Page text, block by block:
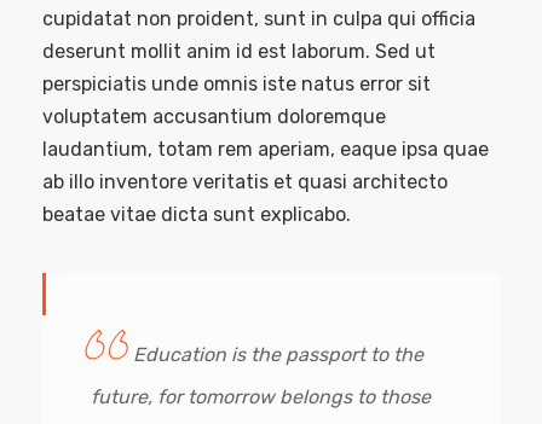
cupidatat non proident, sunt in culpa qui officia
deserunt mollit anim id est laborum. Sed ut
perspiciatis unde omnis iste natus error sit
voluptatem accusantium doloremque
laudantium, totam rem aperiam, eaque ipsa quae
ab illo inventore veritatis et quasi architecto
beatae vitae dicta sunt explicabo.
Education is the passport to the
future, for tomorrow belongs to those